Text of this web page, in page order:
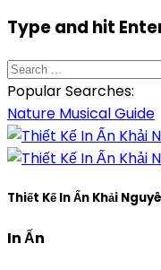
Type and hit
Popular Searches:
Nature MusicalGuide
Thiết Kế In Ấn Khải
In Ấn